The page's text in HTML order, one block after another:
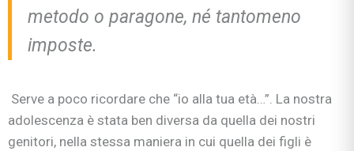
metodo o paragone, né tantomeno
imposte.
Serve a poco ricordare che “io alla tua età…”. La nostra
adolescenza è stata ben diversa da quella dei nostri
genitori, nella stessa maniera in cui quella dei figli è